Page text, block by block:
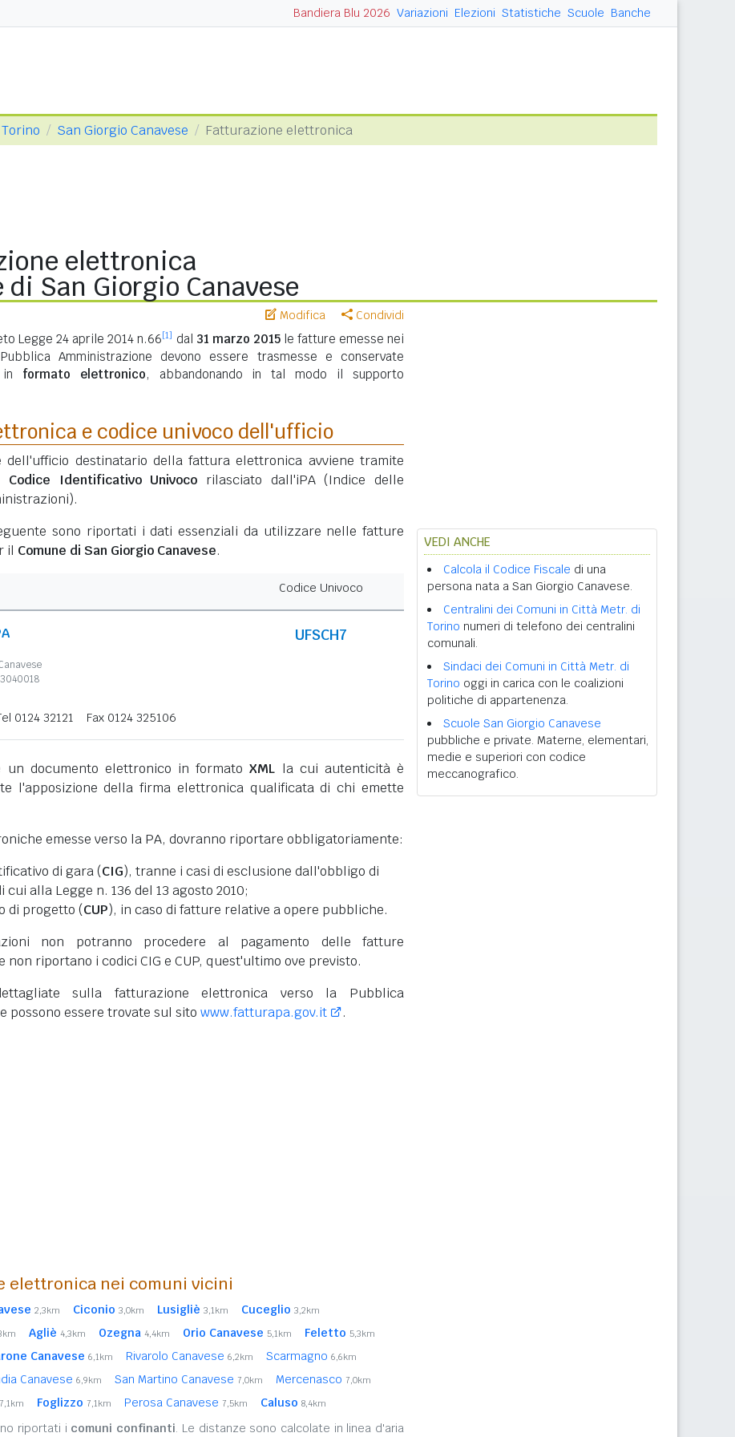
Bandiera Blu 2026 Variazioni Elezioni Statistiche Scuole Banche
San Giorgio Canavese Fatturazione elettronica
elettronica
di San Giorgio Canavese
Modifica Condividi
Legge 24 aprile 2014 n.66[1] dal 31 marzo 2015le fatture emesse nei
Amministrazione devono essere trasmesse e conservate
in formato elettronico, abbandonando in tal modo il supporto
e codice univoco dell'ufficio
dell'ufficio destinatario della fattura elettronica avviene tramite
Codice Identificativo Univoco rilasciato dall'iPA (Indice delle
sono riportati i dati essenziali da utilizzare nelle fatture
il Comune di San Giorgio Canavese.
Codice Univoco
UFSCH7
0124 32121 Fax 0124 325106
un documento elettronico in formatoXML la cui autenticità è
l'apposizione della firma elettronica qualificata di chi emette
emesse verso la PA, dovranno riportare obbligatoriamente:
di gara (CIG), tranne i casi di esclusione dall'obbligo di
alla Legge n. 136 del 13 agosto 2010;
di progetto (CUP), in caso di fatture relative a opere pubbliche.
non potranno procedere al pagamento delle fatture
riportano i codici CIG e CUP, quest'ultimo ove previsto.
sulla fatturazione elettronica verso la Pubblica
possono essere trovate sul sito www.fatturapa.gov.it .
elettronica nei comuni vicini
2,3km Ciconio 3,0km Lusigliè 3,1km Cuceglio 3,2km
Agliè 4,3km Ozegna 4,4km Orio Canavese 5,1km Feletto 5,3km
Canavese 6,1km Rivarolo Canavese 6,2km Scarmagno 6,6km
Canavese 6,9km San Martino Canavese 7,0km Mercenasco 7,0km
7,1km Foglizzo 7,1km Perosa Canavese 7,5km Caluso 8,4km
riportati i comuni confinanti. Le distanze sono calcolate in linea d'aria
VEDI ANCHE
Calcola il Codice Fiscale di una
persona nata a San Giorgio Canavese.
Centralini dei Comuni in Città Metr. di
Torino numeri di telefono dei centralini
comunali.
Sindaci dei Comuni in Città Metr. di
Torino oggi in carica con le coalizioni
politiche di appartenenza.
Scuole San Giorgio Canavese
pubbliche e private. Materne, elementari,
medie e superiori con codice
meccanografico.